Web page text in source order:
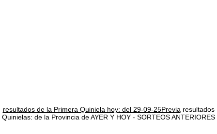
resultados de la Primera Quiniela hoy: del 29-09-25Previa resultados
Quinielas: de la Provincia de AYER Y HOY - SORTEOS ANTERIORES